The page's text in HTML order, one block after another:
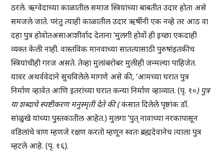
ठरले. ऋग्वेदाच्या काळातील समाज स्त्रियांच्या बाबतीत उदार होता असे
समजले जाते. परंतु त्याही काळातील उदार ऋषींनी एक नव्हे तर आठ वा
दहा पुत्र होवोतअसाआशीर्वाद देताना ‘मुलगी होवों ही इच्छा एकदाही
व्यक्त केली नाही. वास्तविक मानवाच्या सातत्यासाठी पुरुषांइतकीच
स्त्रियांचीही गरज असते. तेव्हा मुलांबरोबर मुलीही जन्मल्या पाहिजेत.
यावर अथर्ववेदाने सुचविलेले मागणे असे की, ‘आमच्या घरात पुत्र
निर्माण व्हावेत आणि इतरांच्या घरात कन्या निर्माण व्हाव्यात. (पृ. १०) पुत्र
या शब्दाचे स्पष्टीकरण मनुस्मृती देते की (कंसात दिलेले पृष्ठांक डॉ.
सांळुखे यांच्या पुस्तकातील आहेत.) मुलगा ‘पुत् नावाच्या नरकापासून
वडिलांचे त्राण म्हणजे रक्षण करतो म्हणून स्वतः ब्रह्मदेवानेच त्याला पुत्र
म्हटले आहे. (पृ. १६).